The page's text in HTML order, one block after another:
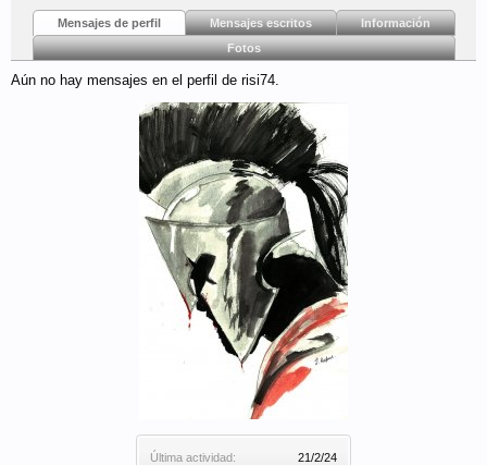
Última actividad:
21/2/24
Mensajes de perfil Mensajes escritos
Información
Fotos
Aún no hay mensajes en el perfil de risi74.